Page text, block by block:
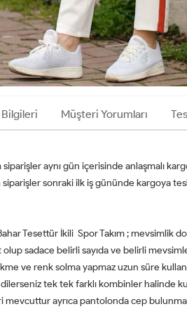
Müşteri Yorumları
aynı gün içerisinde anlaşmalı
sonraki ilk iş gününde kargoya
Tesettür İkili Spor Takım ; mevsimlik
sadace belirli sayıda ve belirli
ve renk solma yapmaz uzun süre
tek tek farklı kombinler halinde
mevcuttur ayrıca pantolonda cep